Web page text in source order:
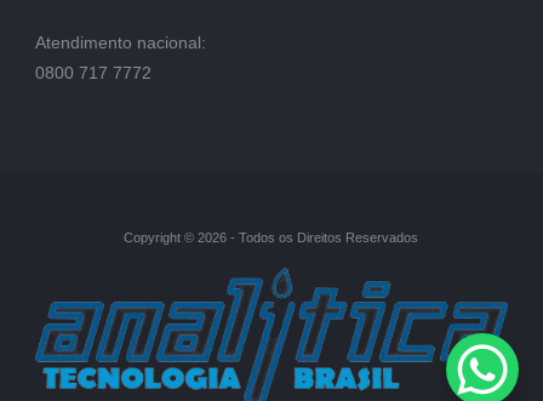
Atendimento nacional:
0800 717 7772
Copyright © 2026 - Todos os Direitos Reservados